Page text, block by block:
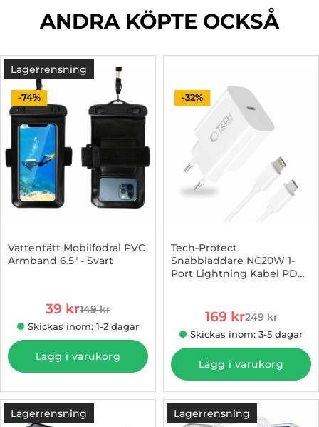
ANDRA KÖPTE OCKSÅ
Lagerrensning
-74%
Vattentätt Mobilfodral PVC
Armband 6.5" - Svart
rea pris
39 krtidigare pris
149 kr
Skickas inom: 1-2 dagar
Lägg i varukorg
-32%
Tech-Protect
Snabbladdare NC20W 1-
Port Lightning Kabel PD
rea pris
169 krtidigare pris
249 kr
Skickas inom: 3-5 dagar
Lägg i varukorg
Lagerrensning Lagerrensning